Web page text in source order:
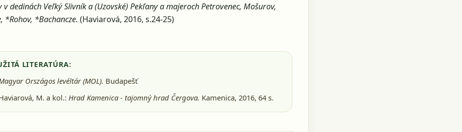
v dedinách Veľký Slivník a (Uzovské) Pekľany a majeroch Petrovenec, Mošurov,
*Rohov, *Bachancze. (Haviarová, 2016, s.24-25)
LITERATÚRA:
Országos levéltár (MOL). Budapešť
M. a kol.: Hrad Kamenica - tajomný hrad Čergova. Kamenica, 2016, 64 s.